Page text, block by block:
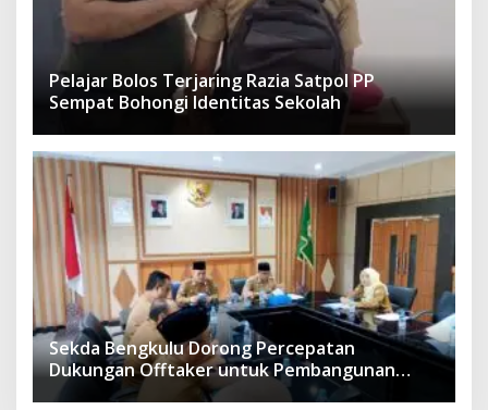
Pelajar Bolos Terjaring Razia Satpol PP
Sempat Bohongi Identitas Sekolah
Sekda Bengkulu Dorong Percepatan
Dukungan Offtaker untuk Pembangunan
TPST Regional